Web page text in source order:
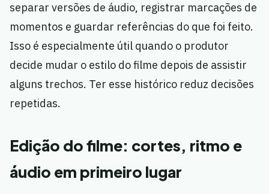
separar versões de áudio, registrar marcações de
momentos e guardar referências do que foi feito.
Isso é especialmente útil quando o produtor
decide mudar o estilo do filme depois de assistir
alguns trechos. Ter esse histórico reduz decisões
repetidas.
Edição do filme: cortes, ritmo e
áudio em primeiro lugar